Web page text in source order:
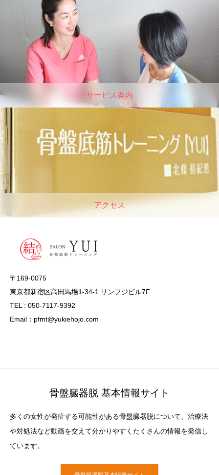
サービス案内
アクセス
〒169-0075
東京都新宿区高田馬場1-34-1 サンフジビル7F
TEL : 050-7117-9392
Email：pfmt@yukiehojo.com
骨盤臓器脱 基本情報サイト
多くの女性が発症する可能性がある骨盤臓器脱について、治療法
や対処法など動画を交えて分かりやすくたくさんの情報を発信し
ています。